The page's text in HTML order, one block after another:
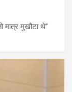
मात्र मुखौटा थे”